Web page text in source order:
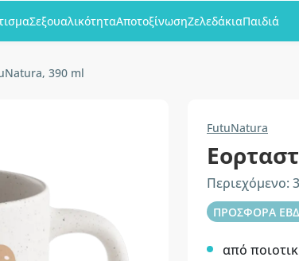
ΣεξουαλικότηταΑποτοξίνωσηΖελεδάκιαΠαιδιά
390 ml
FutuNatura
Περιεχόμενο:
ΠΡΟΣΦΟΡΑ
από